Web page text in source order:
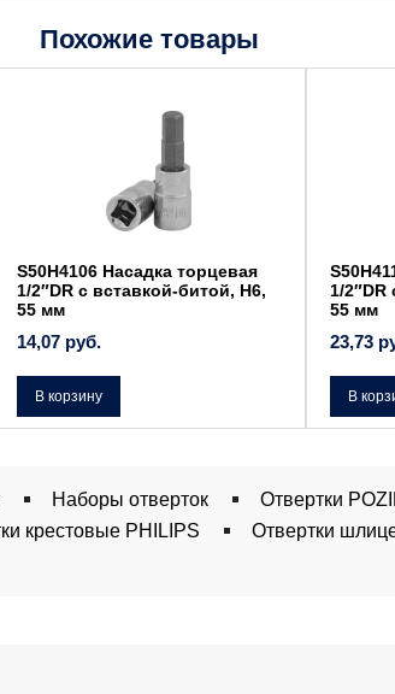
Похожие товары
S50H4106 Насадка торцевая
1/2″DR с вставкой-битой, H6,
55 мм
14,07 руб.
В корзину
1/2″DR
55 мм
23,73
В
Наборы отверток Отвертки
крестовые PHILIPS Отвертки